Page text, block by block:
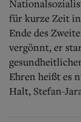
für kurze Zeit
Ende des
vergönnt, er
Ehren heißt es
Halt, Stefan-